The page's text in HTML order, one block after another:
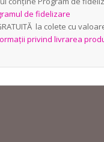
de fidelizare
la colete cu
privind livrarea